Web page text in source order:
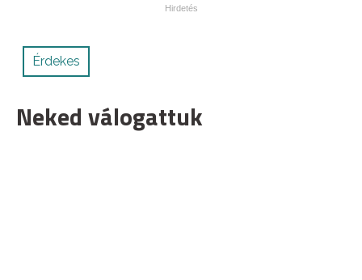
Érdekes
Neked válogattuk